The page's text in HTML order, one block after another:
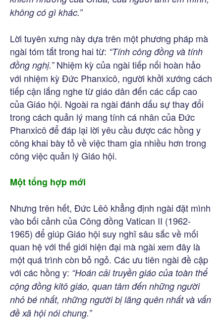
không có gì khác.”
Lời tuyên xưng này dựa trên một phương pháp mà
ngài tóm tắt trong hai từ: “Tính công đồng và tính
đồng nghị.”Nhiệm kỳ của ngài tiếp nối hoàn hảo
với nhiệm kỳ Đức Phanxicô, người khởi xướng cách
tiếp cận lắng nghe từ giáo dân đến các cấp cao
của Giáo hội. Ngoài ra ngài đánh dấu sự thay đổi
trong cách quản lý mang tính cá nhân của Đức
Phanxicô để đáp lại lời yêu cầu được các hồng y
công khai bày tỏ về việc tham gia nhiều hơn trong
công việc quản lý Giáo hội.
Một tổng hợp mới
Nhưng trên hết, Đức Lêô khẳng định ngài đặt mình
vào bối cảnh của Công đồng Vatican II (1962-
1965) để giúp Giáo hội suy nghĩ sâu sắc về mối
quan hệ với thế giới hiện đại mà ngài xem đây là
một quá trình còn bỏ ngỏ. Các ưu tiên ngài đề cập
với các hồng y: “Hoán cải truyền giáo của toàn thể
cộng đồng kitô giáo, quan tâm đến những người
nhỏ bé nhất, những người bị lãng quên nhất và vấn
đề xã hội nói chung.”